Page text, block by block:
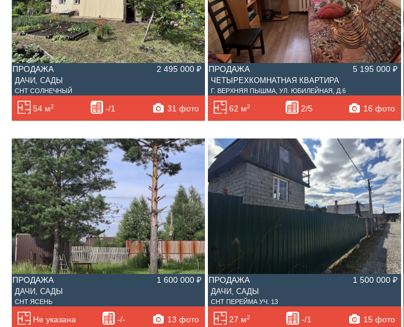
ПРОДАЖА 2 495 000 ₽
ДАЧИ, САДЫ
СНТ СОЛНЕЧНЫЙ
54 м2 -/1 31 фото
ПРОДАЖА 5 195 000 ₽
ЧЕТЫРЕХКОМНАТНАЯ КВАРТИРА
Г. ВЕРХНЯЯ ПЫШМА, УЛ. ЮБИЛЕЙНАЯ, Д.6
62 м2 2/5 16 фото
ПРОДАЖА 1 600 000 ₽
ДАЧИ, САДЫ
СНТ ЯСЕНЬ
Не указана -/- 13 фото
ПРОДАЖА 1 500 000 ₽
ДАЧИ, САДЫ
СНТ ПЕРЕЙМА УЧ. 13
27 м2 -/1 15 фото